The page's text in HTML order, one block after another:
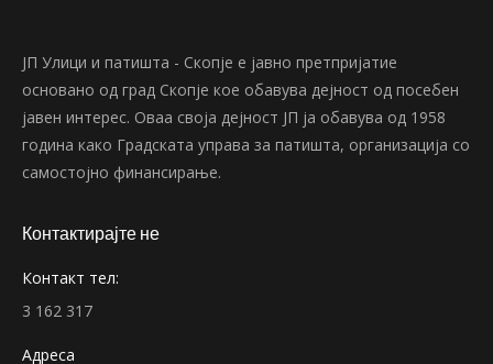
ЈП Улици и патишта - Скопје е јавно претпријатие
основано од град Скопје кое обавува дејност од посебен
јавен интерес. Оваа своја дејност ЈП ја обавува од 1958
година како Градската управа за патишта, организација со
самостојно финансирање.
Контактирајте не
Контакт тел:
3 162 317
Адреса